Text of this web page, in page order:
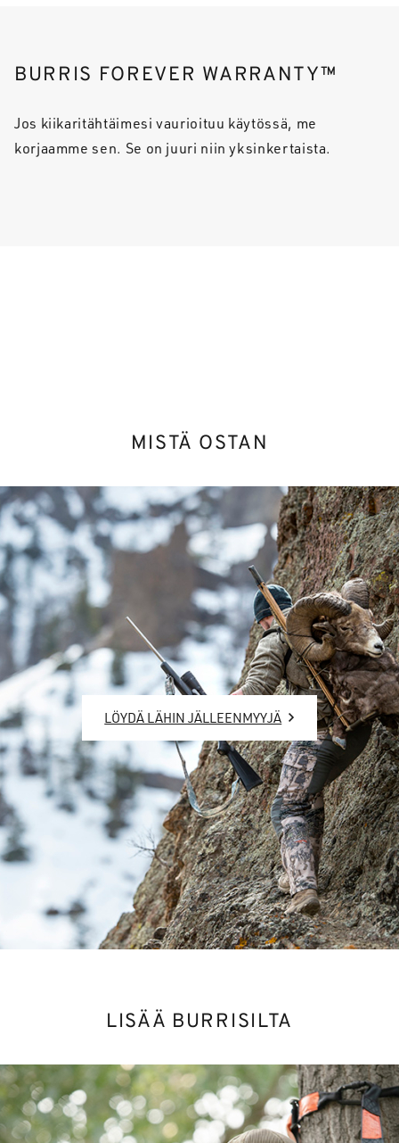
BURRIS FOREVER WARRANTY™
Jos kiikaritähtäimesi vaurioituu käytössä, me
korjaamme sen. Se on juuri niin yksinkertaista.
MISTÄ OSTAN
LÖYDÄ LÄHIN JÄLLEENMYYJÄ
LISÄÄ BURRISILTA